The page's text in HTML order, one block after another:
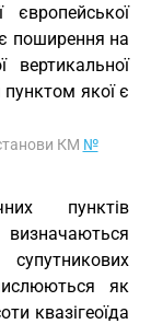
поширення на
вертикальної
пунктом якої є
КМ №
пунктів
як
квазігеоїда